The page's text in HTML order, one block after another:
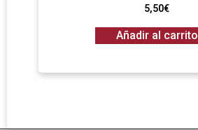
5,50€
Añadir al carrito